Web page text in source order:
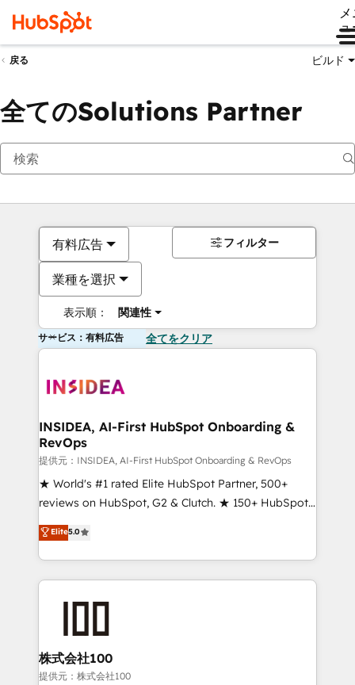
ュ
戻る ビルド
全てのSolutions Partner
有料広告
業種を選択
表示順： 関連性
フィルター
サービス：有料広告 全てをクリア
INSIDEA, AI-First HubSpot Onboarding &
RevOps
提供元：INSIDEA, AI-First HubSpot Onboarding & RevOps
★ World's #1 rated Elite HubSpot Partner, 500+
reviews on HubSpot, G2 & Clutch. ★ 150+ HubSpot
Certified Experts & Trainers across the team ★
1,500+ implementations across five continents ★ AI-
First, RevOps-led, Onboarding obsessed ★
Company of the Year 2024/25 INSIDEA helps
and build AI-powered workflows that drive adoption
from week one, in your time zone. What we do ➤
Onboarding: Live in weeks, with workflows built
Elite5.0
株式会社100
提供元：株式会社100